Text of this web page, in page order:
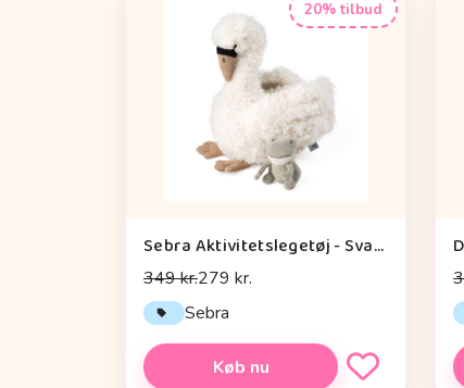
20% tilbud
Sebra Aktivitetslegetøj - Svane
349 kr.279 kr.
Sebra
Køb nu